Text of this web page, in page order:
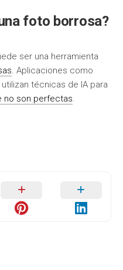
foto borrosa?
ser una herramienta
. Aplicaciones como
técnicas de IA para
no son perfectas.